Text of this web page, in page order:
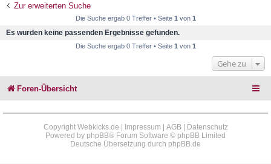
Zur erweiterten Suche
Die Suche ergab 0 Treffer • Seite 1 von 1
Es wurden keine passenden Ergebnisse gefunden.
Die Suche ergab 0 Treffer • Seite 1 von 1
Gehe zu
Foren-Übersicht
Copyright Webkicks.de | Impressum AGB|
Datenschutz
Powered by phpBB® Forum Software © phpBB Limited
Deutsche Übersetzung durch phpBB.de